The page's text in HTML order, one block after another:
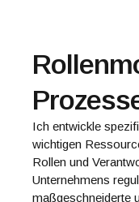
Ich entwickle
wichtigen
Rollen und
Unternehmens
maßgeschneiderte